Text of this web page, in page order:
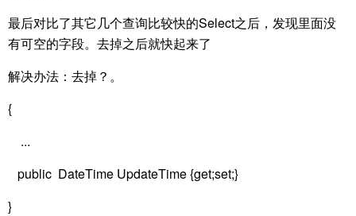
最后对比了其它几个查询比较快的Select之后，发现里面没
有可空的字段。去掉之后就快起来了
解决办法：去掉？。
{
...
public DateTime UpdateTime {get;set;}
}